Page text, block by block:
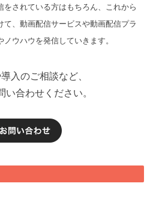
をされている方はもちろん、これから
、動画配信サービスや動画配信プラ
ウハウを発信していきます。
入のご相談など、
い合わせください。